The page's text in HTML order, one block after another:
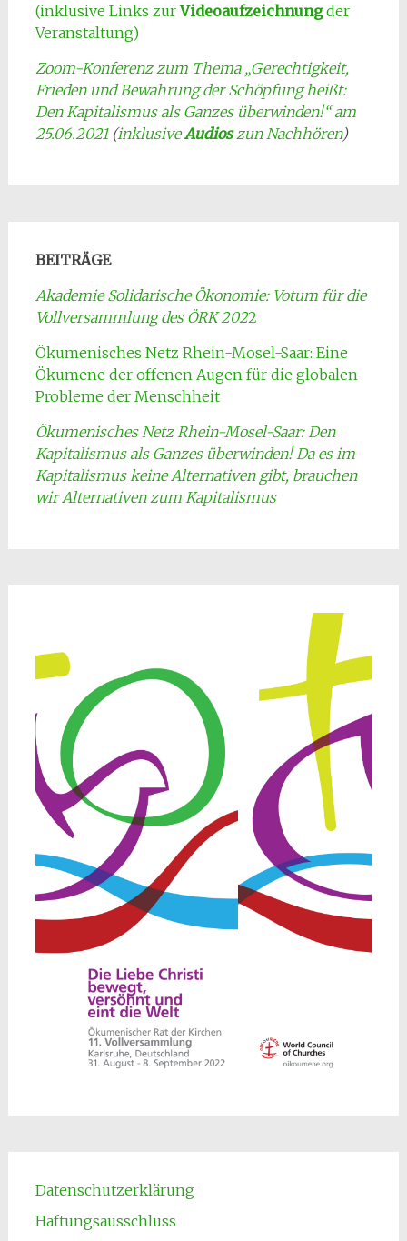
(inklusive Links zurVideoaufzeichnungder
Veranstaltung)
Zoom-Konferenz zum Thema „Gerechtigkeit,
Frieden und Bewahrung der Schöpfung heißt:
Den Kapitalismus als Ganzes überwinden!“ am
25.06.2021 (inklusiveAudioszun Nachhören)
BEITRÄGE
Akademie Solidarische Ökonomie: Votum für die
Vollversammlung des ÖRK 2022
Ökumenisches Netz Rhein-Mosel-Saar: Eine
Ökumene der offenen Augen für die globalen
Probleme der Menschheit
Ökumenisches Netz Rhein-Mosel-Saar: Den
Kapitalismus als Ganzes überwinden! Da es im
Kapitalismus keine Alternativen gibt, brauchen
wir Alternativen zum Kapitalismus
Datenschutzerklärung
Haftungsausschluss